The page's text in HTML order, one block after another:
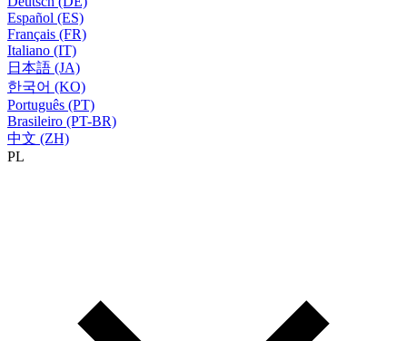
Español (ES)
Français (FR)
Italiano (IT)
日本語 (JA)
한국어 (KO)
Português (PT)
Brasileiro (PT-BR)
中文 (ZH)
PL